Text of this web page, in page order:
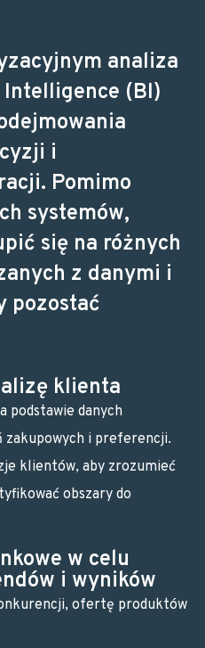
analiza
(BI)
i
Pomimo
systemów,
się na różnych
z danymi i
pozostać
klienta
podstawie danych
zakupowych i preferencji.
klientów, aby zrozumieć
obszary do
w celu
i wyników
ofertę produktów